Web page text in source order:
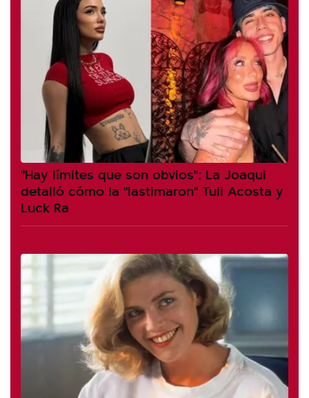
"Hay límites que son obvios": La Joaqui
detalló cómo la "lastimaron" Tuli Acosta y
Luck Ra